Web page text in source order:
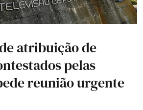
atribuição de
pelas
reunião urgente